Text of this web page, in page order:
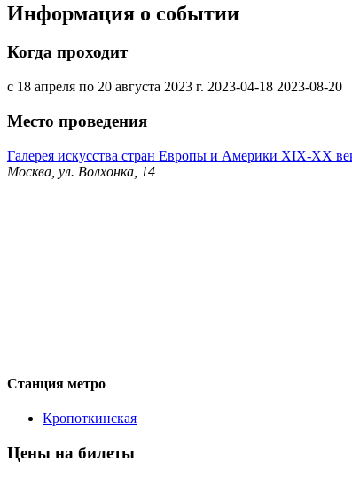
Информация о событии
Когда проходит
с 18 апреля по 20 августа 2023 г. 2023-04-18 2023-08-20
Место проведения
Галерея искусства стран Европы и Америки XIX-ХХ
Москва, ул. Волхонка, 14
Станция метро
Кропоткинская
Цены на билеты